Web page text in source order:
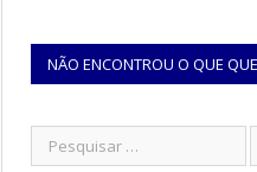
NÃO ENCONTROU O QUE